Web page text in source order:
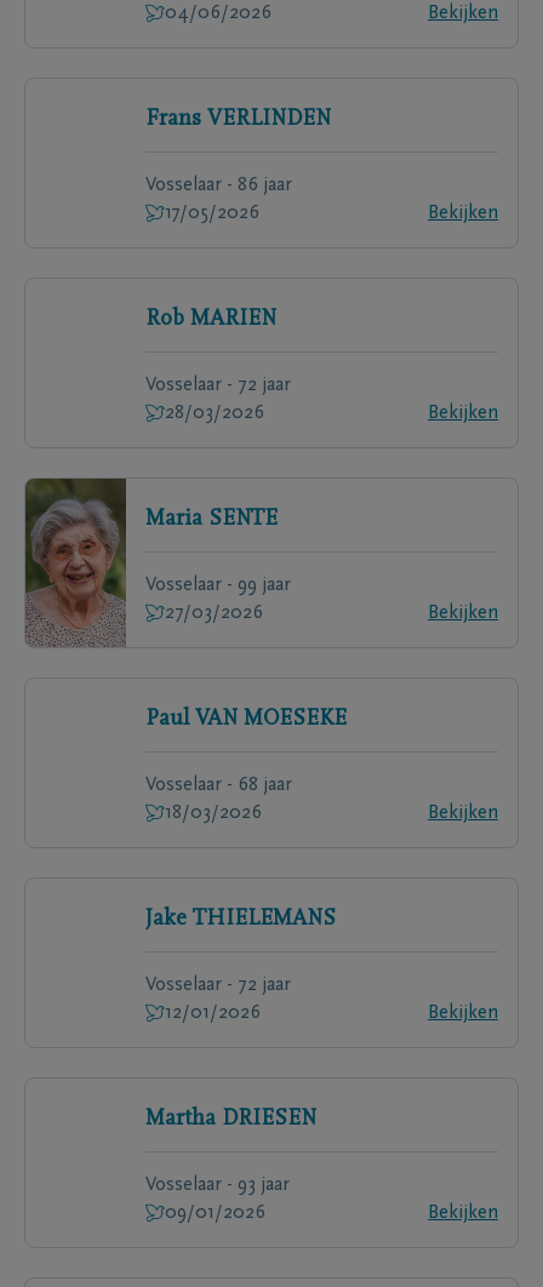
04/06/2026
Bekijken
Frans VERLINDEN
Vosselaar - 86 jaar
17/05/2026
Bekijken
Rob MARIEN
Vosselaar - 72 jaar
28/03/2026
Bekijken
Maria SENTE
Vosselaar - 99 jaar
27/03/2026
Bekijken
Paul VAN MOESEKE
Vosselaar - 68 jaar
18/03/2026
Bekijken
Jake THIELEMANS
Vosselaar - 72 jaar
12/01/2026
Bekijken
Martha DRIESEN
Vosselaar - 93 jaar
09/01/2026
Bekijken